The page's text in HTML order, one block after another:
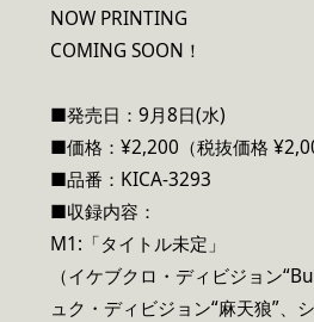
NOW PRINTING
COMING SOON！
■発売日：9月8日(水)
■価格：¥2,200（税抜価格
■品番：KICA-3293
■収録内容：
M1:「タイトル未定」
（イケブクロ・ディビジョン
ュク・ディビジョン“麻天狼”、